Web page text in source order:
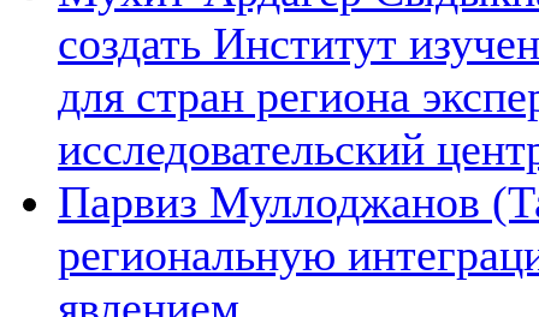
создать Институт
для стран региона
исследовательский
Парвиз Муллоджанов
региональную